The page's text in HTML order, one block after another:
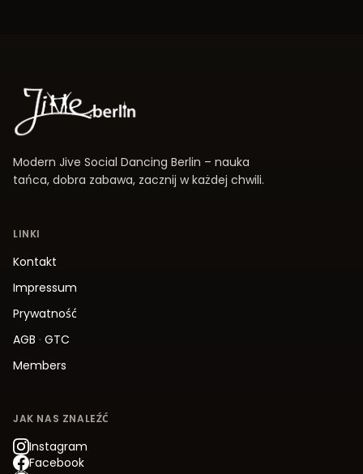
Modern Jive Social Dancing Berlin – nauka
tańca, dobra zabawa, zacznij w każdej chwili.
LINKI
Kontakt
Impressum
Prywatność
AGB · GTC
Members
JAK NAS ZNALEŹĆ
Instagram
Facebook